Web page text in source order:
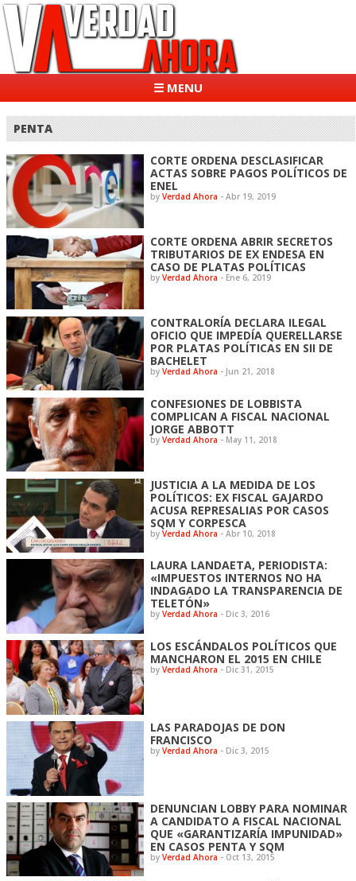
☰ MENU
PENTA
CORTE ORDENA DESCLASIFICAR
ACTAS SOBRE PAGOS POLÍTICOS DE
ENEL
byVerdad Ahora - Abr 19, 2019
CORTE ORDENA ABRIR SECRETOS
TRIBUTARIOS DE EX ENDESA EN
CASO DE PLATAS POLÍTICAS
byVerdad Ahora - Ene 6, 2019
CONTRALORÍA DECLARA ILEGAL
OFICIO QUE IMPEDÍA QUERELLARSE
POR PLATAS POLÍTICAS EN SII DE
BACHELET
byVerdad Ahora - Jun 21, 2018
CONFESIONES DE LOBBISTA
COMPLICAN A FISCAL NACIONAL
JORGE ABBOTT
byVerdad Ahora - May 11, 2018
JUSTICIA A LA MEDIDA DE LOS
POLÍTICOS: EX FISCAL GAJARDO
ACUSA REPRESALIAS POR CASOS
SQM Y CORPESCA
byVerdad Ahora - Abr 10, 2018
LAURA LANDAETA, PERIODISTA:
«IMPUESTOS INTERNOS NO HA
INDAGADO LA TRANSPARENCIA DE
TELETÓN»
byVerdad Ahora - Dic 3, 2016
LOS ESCÁNDALOS POLÍTICOS QUE
MANCHARON EL 2015 EN CHILE
byVerdad Ahora - Dic 31, 2015
LAS PARADOJAS DE DON
FRANCISCO
byVerdad Ahora - Dic 3, 2015
DENUNCIAN LOBBY PARA NOMINAR
A CANDIDATO A FISCAL NACIONAL
QUE «GARANTIZARÍA IMPUNIDAD»
EN CASOS PENTA Y SQM
byVerdad Ahora - Oct 13, 2015